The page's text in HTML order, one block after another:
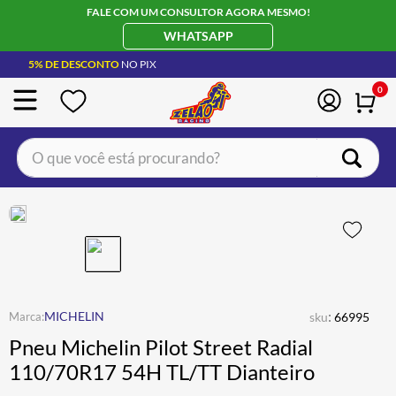
FALE COM UM CONSULTOR AGORA MESMO!
WHATSAPP
5% DE DESCONTO NO PIX
0
O que você está procurando?
MICHELIN sku: 66995
Pneu Michelin Pilot Street Radial
110/70R17 54H TL/TT Dianteiro
BOTA
4º ÓCULOS SOLAR
5º LUVA
6º BAU